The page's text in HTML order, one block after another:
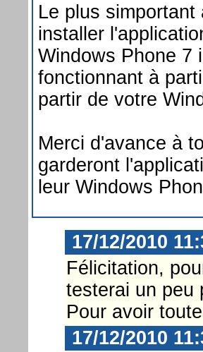
Le plus
installer
Windows Phone 7
fonctionnant à
partir de votre
Merci d'avance à
garderont
leur Windows
17/12/2010
Félicitation,
testerai un peu
Pour avoir
17/12/2010